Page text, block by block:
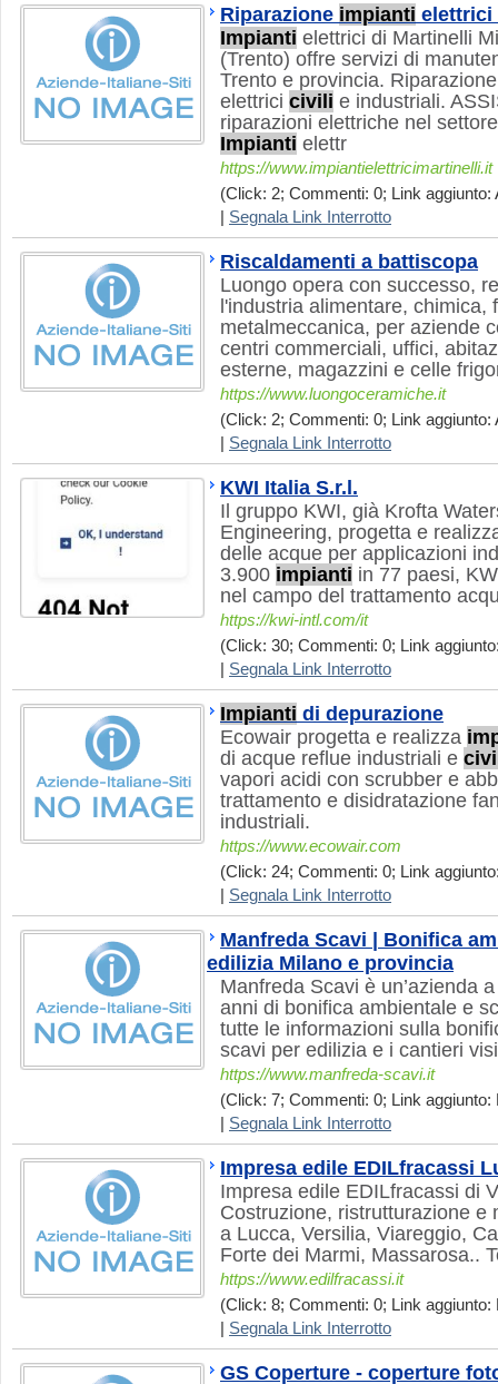
Riparazione impianti elettrici
Impianti elettrici di Martinelli
(Trento) offre servizi di
Trento e provincia.
elettrici civili e industriali.
riparazioni elettriche nel
Impianti elettr
https://www.impiantielettricimartinelli.it
(Click: 2; Commenti: 0; Link aggiunto:
Segnala Link Interrotto
Riscaldamenti a battiscopa
Luongo opera con successo,
l'industria alimentare, chimica,
metalmeccanica, per aziende
centri commerciali, uffici,
esterne, magazzini e celle
https://www.luongoceramiche.it
(Click: 2; Commenti: 0; Link aggiunto:
Segnala Link Interrotto
KWI Italia S.r.l.
Il gruppo KWI, già Krofta
Engineering, progetta e
delle acque per applicazioni
3.900 impianti in 77 paesi,
nel campo del trattamento
https://kwi-intl.com/it
(Click: 30; Commenti: 0; Link
Segnala Link Interrotto
Impianti di depurazione
Ecowair progetta e realizza
di acque reflue industriali e
vapori acidi con scrubber e
trattamento e disidratazione
industriali.
https://www.ecowair.com
(Click: 24; Commenti: 0; Link
Segnala Link Interrotto
Manfreda Scavi | Bonifica
edilizia Milano e provincia
Manfreda Scavi è un’azienda
anni di bonifica ambientale e
tutte le informazioni sulla
scavi per edilizia e i cantieri
https://www.manfreda-scavi.it
(Click: 7; Commenti: 0; Link aggiunto:
Segnala Link Interrotto
Impresa edile EDILfracassi
Impresa edile EDILfracassi di
Costruzione, ristrutturazione e
a Lucca, Versilia, Viareggio,
Forte dei Marmi, Massarosa..
https://www.edilfracassi.it
(Click: 8; Commenti: 0; Link aggiunto:
Segnala Link Interrotto
GS Coperture - coperture